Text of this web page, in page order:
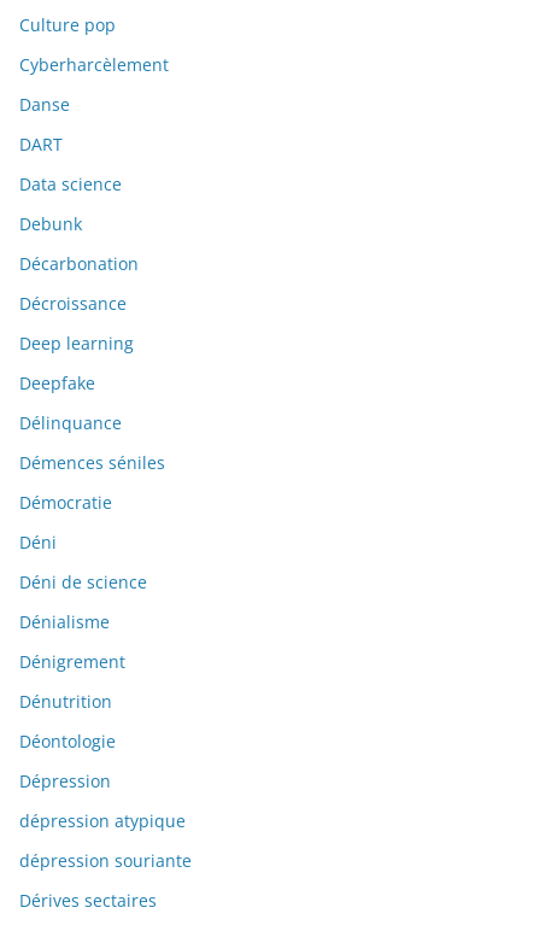
Culture pop
Cyberharcèlement
Danse
DART
Data science
Debunk
Décarbonation
Décroissance
Deep learning
Deepfake
Délinquance
Démences séniles
Démocratie
Déni
Déni de science
Dénialisme
Dénigrement
Dénutrition
Déontologie
Dépression
dépression atypique
dépression souriante
Dérives sectaires